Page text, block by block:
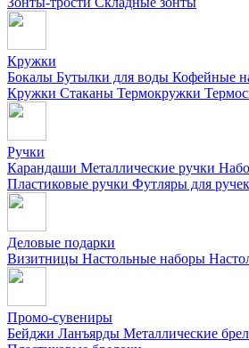
Кружки
Бокалы Бутылки для воды Кофейные
Кружки Стаканы Термокружки
Ручки
Карандаши Металлические ручки
Пластиковые ручки Футляры для ручек
Деловые подарки
Визитницы Настольные наборы
Промо-сувениры
Бейджи Ланъярды Металлические